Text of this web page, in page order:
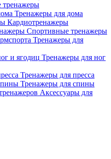
тренажеры
Тренажеры для дома
Кардиотренажеры
Спортивные тренажеры
Тренажеры для
Тренажеры для ног
Тренажеры для пресса
Тренажеры для спины
Аксессуары для